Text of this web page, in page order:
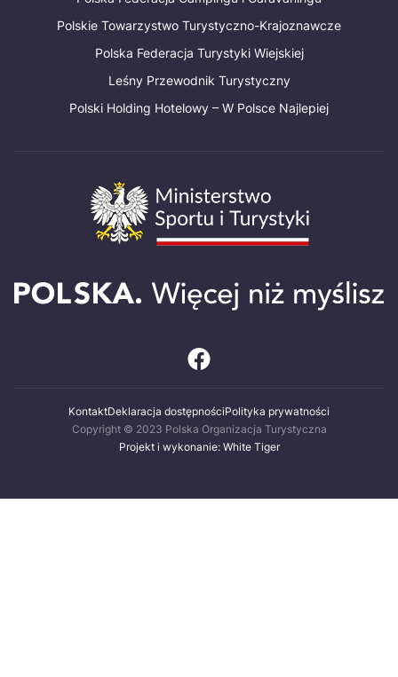
Polskie Towarzystwo Turystyczno-Krajoznawcze
Polska Federacja Turystyki Wiejskiej
Leśny Przewodnik Turystyczny
Polski Holding Hotelowy – W Polsce Najlepiej
KontaktDeklaracja dostępnościPolityka prywatności
Copyright © 2023 Polska Organizacja Turystyczna
Projekt i wykonanie: White Tiger